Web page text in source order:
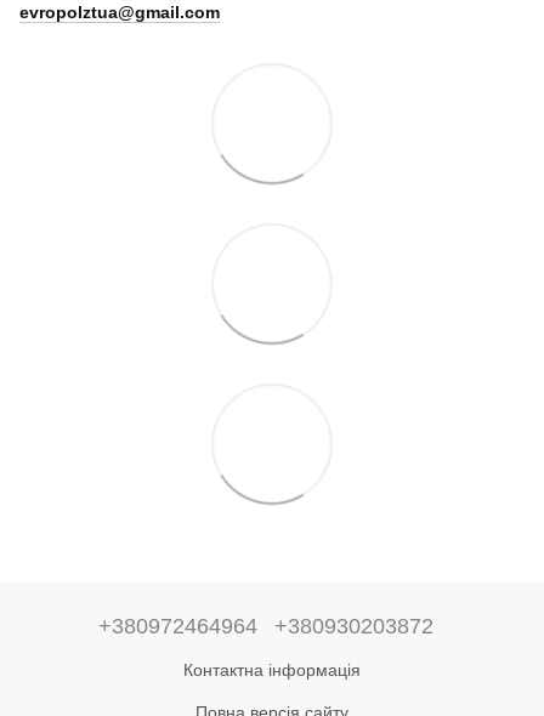
evropolztua@gmail.com
+380972464964 +380930203872
Контактна інформація
Повна версія сайту